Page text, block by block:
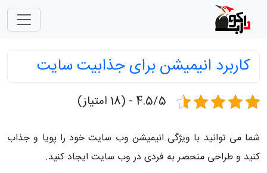
کاربرد انیمیشن برای جذابیت سایت
4.5/5 - (18 امتیاز)
شما می توانید با ویژگی انیمیشن وب سایت خود را پویا و جذاب
کنید و طراحی منحصر به فردی در وب سایت ایجاد کنید.